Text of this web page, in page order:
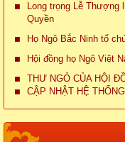
Long trọng Lễ
Quyền
Họ Ngô Bắc Ninh tổ
Hội đồng họ Ngô Việt
THƯ NGỎ CỦA HỘI
CẬP NHẬT HỆ